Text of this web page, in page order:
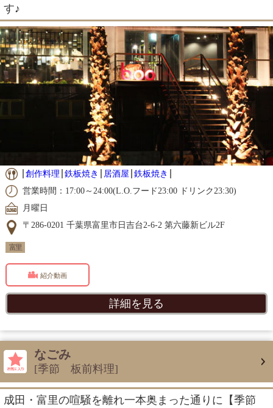
す♪
創作料理 鉄板焼き 居酒屋 鉄板焼き
営業時間：17:00～24:00(L.O.フード23:00 ドリンク23:30)
月曜日
〒286-0201 千葉県富里市日吉台2-6-2 第六藤新ビル2F
富里
紹介動画
詳細を見る
なごみ
[季節 板前料理]
成田・富里の喧騒を離れ一本奥まった通りに【季節